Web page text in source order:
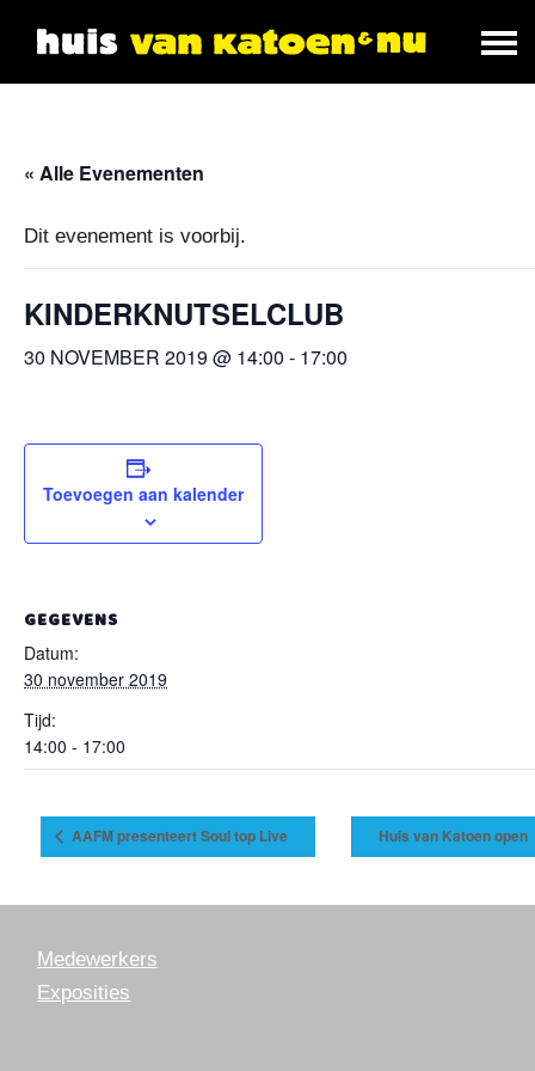
« Alle Evenementen
Dit evenement is voorbij.
KINDERKNUTSELCLUB
30 NOVEMBER 2019 @ 14:00 - 17:00
Toevoegen aan kalender
GEGEVENS
Datum:
30 november 2019
Tijd:
14:00 - 17:00
AAFM presenteert Soul top Live Huis van Katoen open
Medewerkers
Exposities